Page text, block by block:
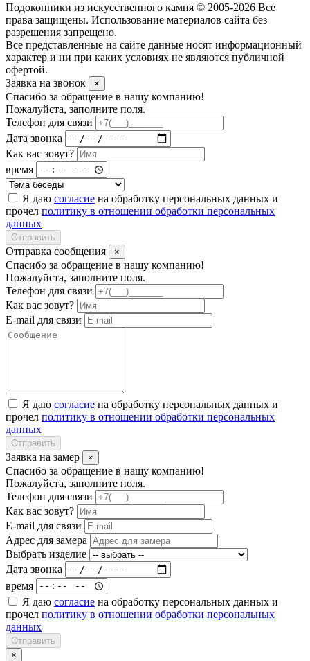
Подоконники из искусственного камня © 2005-2026 Все
права защищены. Использование материалов сайта без
разрешения запрещено.
Все представленные на сайте данные носят информационный
характер и ни при каких условиях не являются публичной
офертой.
Заявка на звонок
×
Спасибо за обращение в нашу компанию!
Пожалуйста, заполните поля.
Телефон для связи
Дата звонка
Как вас зовут?
время
Я даю согласие на обработку персональных данных и
прочел политику в отношении обработки персональных
данных
Отправить
Отправка сообщения ×
Спасибо за обращение в нашу компанию!
Пожалуйста, заполните поля.
Телефон для связи
Как вас зовут?
E-mail для связи
Я даю согласие на обработку персональных данных и
прочел политику в отношении обработки персональных
данных
Отправить
Заявка на замер ×
Спасибо за обращение в нашу компанию!
Пожалуйста, заполните поля.
Телефон для связи
Как вас зовут?
E-mail для связи
Адрес для замера
Выбрать изделие
Дата звонка
время
Я даю согласие на обработку персональных данных и
прочел политику в отношении обработки персональных
данных
Отправить
×